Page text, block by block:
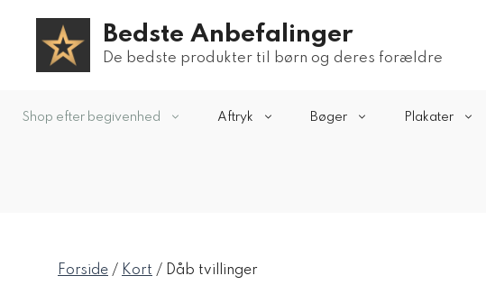
Bedste Anbefalinger
De bedste produkter til børn og deres forældre
Shop efter begivenhed Aftryk Bøger Plakater
Forside / Kort / Dåb tvillinger